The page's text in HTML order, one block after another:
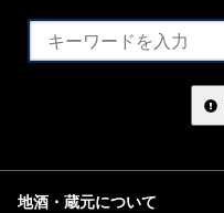
地酒・蔵元について